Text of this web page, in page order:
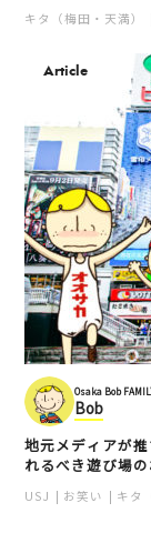
キタ（梅田・天満）
Article
Osaka Bob
Bob
地元メディアが
れるべき遊び場
USJ お笑い キタ